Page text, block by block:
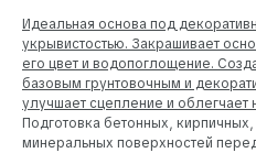
Идеальная основа под
укрывистостью. Закрашивает
его цвет и водопоглощение.
базовым грунтовочным и
улучшает сцепление и
Подготовка бетонных,
минеральных поверхностей